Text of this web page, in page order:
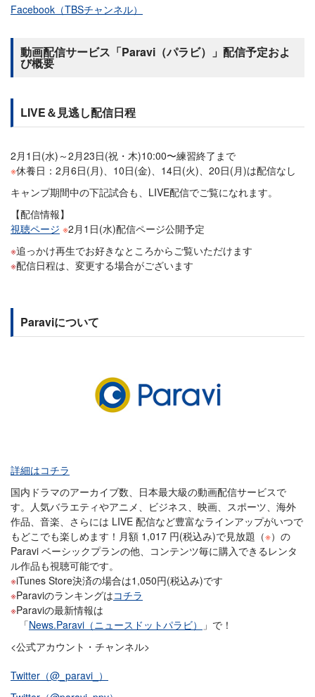
Facebook（TBSチャンネル）
動画配信サービス「Paravi（パラビ）」配信予定およ
び概要
LIVE＆見逃し配信日程
2月1日(水)～2月23日(祝・木)10:00〜練習終了まで
※休養日：2月6日(月)、10日(金)、14日(火)、20日(月)は配信なし
キャンプ期間中の下記試合も、LIVE配信でご覧になれます。
【配信情報】
視聴ページ ※2月1日(水)配信ページ公開予定
追っかけ再生でお好きなところからご覧いただけます
配信日程は、変更する場合がございます
Paraviについて
詳細はコチラ
国内ドラマのアーカイブ数、日本最大級の動画配信サービスで
す。人気バラエティやアニメ、ビジネス、映画、スポーツ、海外
作品、音楽、さらには LIVE 配信など豊富なラインアップがいつで
もどこでも楽しめます！月額 1,017 円(税込み)で見放題（※）の
Paravi ベーシックプランの他、コンテンツ毎に購入できるレンタ
ル作品も視聴可能です。
iTunes Store決済の場合は1,050円(税込み)です
Paraviのランキングはコチラ
Paraviの最新情報は
「News.Paravi（ニュースドットパラビ）
」で！
<公式アカウント・チャンネル>
Twitter（@_paravi_）